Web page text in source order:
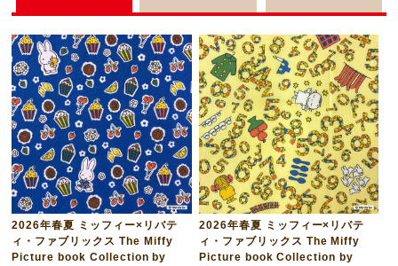
2026年春夏 ミッフィー×リバテ
ィ・ファブリックス The Miffy
Picture book Collection by
2026年春夏 ミッフィー×リバテ
ィ・ファブリックス The Miffy
Picture book Collection by